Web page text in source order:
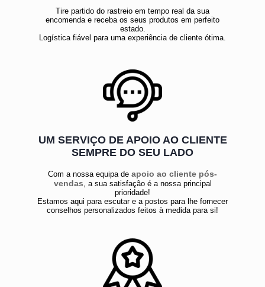
Tire partido do rastreio em tempo real da sua
encomenda e receba os seus produtos em perfeito
estado.
Logística fiável para uma experiência de cliente ótima.
UM SERVIÇO DE APOIO AO CLIENTE
SEMPRE DO SEU LADO
Com a nossa equipa de apoio ao cliente pós-
vendas , a sua satisfação é a nossa principal
prioridade!
Estamos aqui para escutar e a postos para lhe fornecer
conselhos personalizados feitos à medida para si!